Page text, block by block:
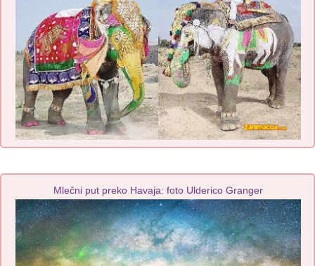
Mlečni put preko Havaja: foto Ulderico Granger